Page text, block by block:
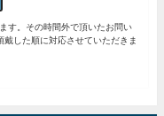
す。その時間外で頂いたお問い
した順に対応させていただきま